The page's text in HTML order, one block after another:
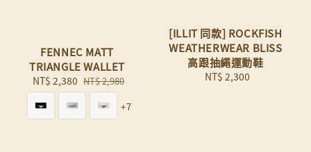
FENNEC MATT
TRIANGLE WALLET
Sale
price
NT$ 2,380 Regular
price
NT$ 2,980
+7
[ILLIT 同款] ROCKFISH
WEATHERWEAR BLISS
高跟抽繩運動鞋
Regular
NT$ 2,300